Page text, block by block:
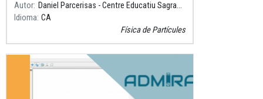
Autor
Daniel Parcerisas - Centre Educatiu Sagrada Família, Gavà
Idioma CA
Física de Partícules